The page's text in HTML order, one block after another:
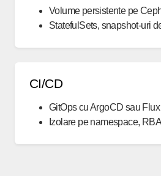
Volume persistente pe
StatefulSets, snapshot-uri
CI/CD
GitOps cu ArgoCD sau Flux
Izolare pe namespace,